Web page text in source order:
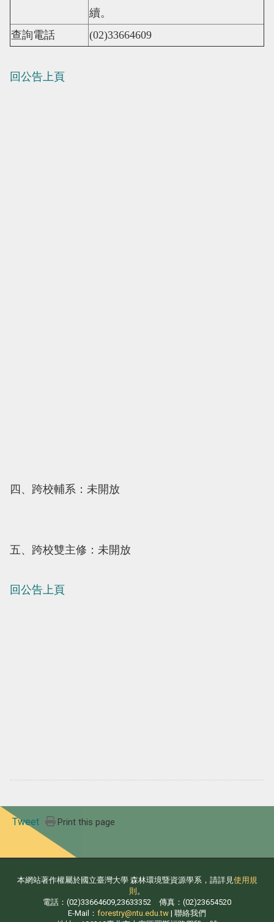
續。
查詢電話
(02)33664609
回公告上頁
四、跨校輔系：未開放
五、跨校雙主修：未開放
回公告上頁
Tweet Print this page
本網站著作權屬於國立臺灣大學 森林環境暨資源學系，請詳見使用規
則 。
電話：(02)33664609,23633352 傳真：(02)23654520
E-Mail： forestry@ntu.edu.tw | 聯絡我們